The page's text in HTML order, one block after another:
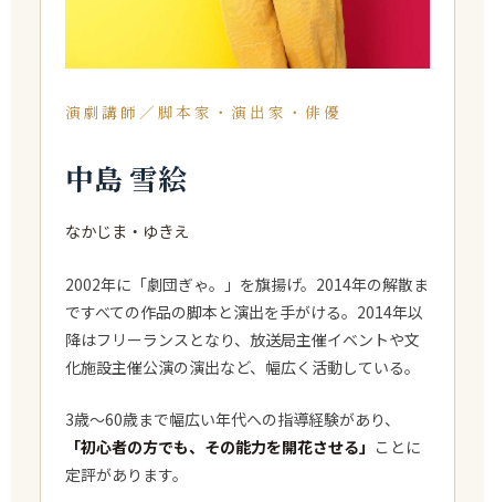
演劇講師／脚本家・演出家・俳優
中島 雪絵
なかじま・ゆきえ
2002年に「劇団ぎゃ。」を旗揚げ。2014年の解散ま
ですべての作品の脚本と演出を手がける。2014年以
降はフリーランスとなり、放送局主催イベントや文
化施設主催公演の演出など、幅広く活動している。
3歳〜60歳まで幅広い年代への指導経験があり、
「初心者の方でも、その能力を開花させる」 ことに
定評があります。